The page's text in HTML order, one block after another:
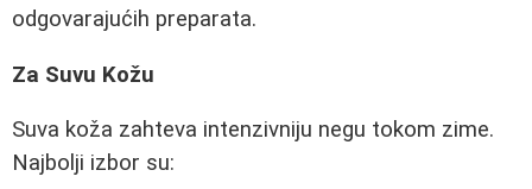
odgovarajućih preparata.
Za Suvu Kožu
Suva koža zahteva intenzivniju negu tokom zime.
Najbolji izbor su: